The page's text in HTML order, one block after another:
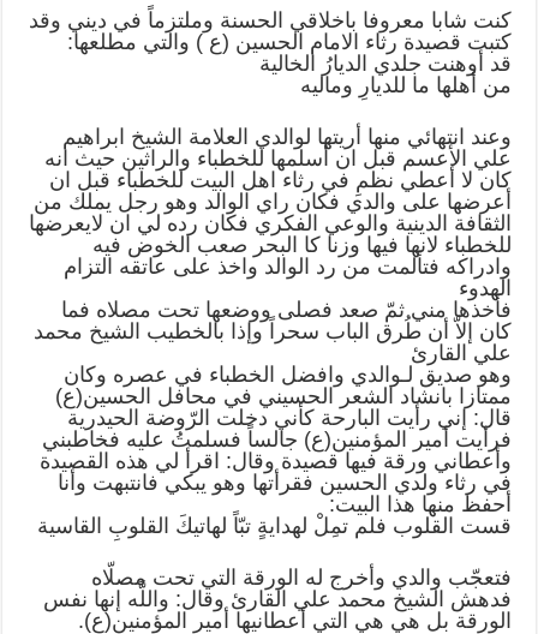
كنت شابا معروفا باخلاقي الحسنة وملتزماً في ديني وقد
كتبت قصيدة رثاء الامام الحسين (ع ) والتي مطلعها:
قد أوهنت جلدي الديارُ الخالية
من أهلها ما للديارِ وماليه
وعند انتهائي منها أريتها لوالدي العلامة الشيخ ابراهيم
علي اﻷعسم قبل ان أسلمها للخطباء والراثين حيث انه
كان لا أعطي نظمِ في رثاء اهل البيت للخطباء قبل ان
أعرضها على والدي فكان راي الوالد وهو رجل يملك من
الثقافة الدينية والوعي الفكري فكان رده لي ان لايعرضها
للخطباء لانها فيها وزنا كا البحر صعب الخوض فيه
وادراكه فتألمت من رد الوالد واخذ على عاتقه التزام
الهدوء
فأخذها مني ثمّ صعد فصلى ووضعها تحت مصلاه فما
كان إلاّ أن طُرق الباب سحراً وإذا بالخطيب الشيخ محمد
علي القارئ
وهو صديق لـوالدي وافضل الخطباء في عصره وكان
ممتازا بانشاد الشعر الحسيني في محافل الحسين(ع)
قال: إني رأيت البارحة كأني دخلت الرّوضة الحيدرية
فرأيت أمير المؤمنين(ع) جالساً فسلمتُ عليه فخاطبني
وأعطاني ورقة فيها قصيدة وقال: اقرأ لي هذه القصيدة
في رثاء ولدي الحسين فقرأتها وهو يبكي فانتبهت وأنا
أحفظ منها هذا البيت:
قست القلوب فلم تمِلْ لهدايةٍ تبّاً لهاتيكَ القلوبِ القاسية
فتعجّب والدي وأخرج له الورقة التي تحت مصلّاه
فدهش الشيخ محمد علي القارئ وقال: واللَّه إنها نفس
الورقة بل هي هي التي أعطانيها أمير المؤمنين(ع).